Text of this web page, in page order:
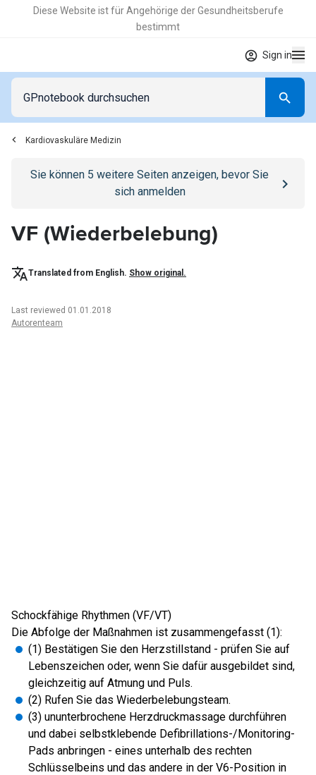
Diese Website ist für Angehörige der Gesundheitsberufe
bestimmt
Sign in
Kardiovaskuläre Medizin
Go to/anmeldenpage
Sie können 5 weitere Seiten anzeigen, bevor Sie
sich anmelden
VF (Wiederbelebung)
Translated from English. Show original.
Last reviewed 01.01.2018
Autorenteam
Schockfähige Rhythmen (VF/VT)
Die Abfolge der Maßnahmen ist zusammengefasst (1):
(1) Bestätigen Sie den Herzstillstand - prüfen Sie auf
Lebenszeichen oder, wenn Sie dafür ausgebildet sind,
gleichzeitig auf Atmung und Puls.
(2) Rufen Sie das Wiederbelebungsteam.
(3) ununterbrochene Herzdruckmassage durchführen
und dabei selbstklebende Defibrillations-/Monitoring-
Pads anbringen - eines unterhalb des rechten
Schlüsselbeins und das andere in der V6-Position in